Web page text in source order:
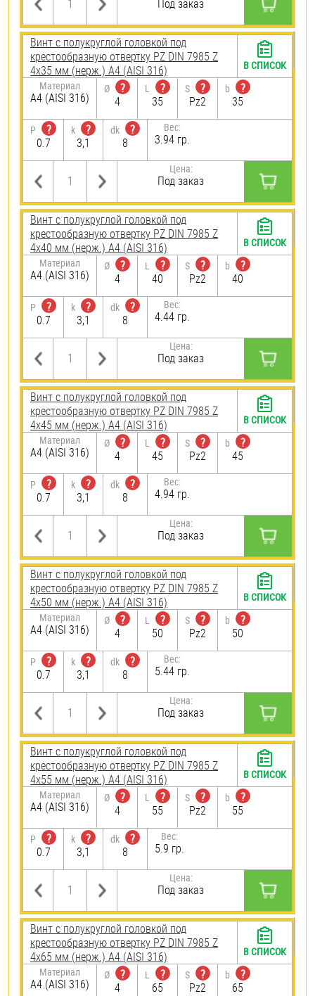
Под заказ
Винт с полукруглой головкой под
крестообразную отвертку PZ DIN 7985 Z
4х35 мм (нерж.) A4 (AISI 316)
Материал
A4 (AISI 316)
Ø
?
4
L
?
35
S
?
Pz2
b
?
35
P
?
0.7
k
?
3,1
dk
?
8
Вес:
3.94 гр.
Цена:
Под заказ
В СПИСОК
Винт с полукруглой головкой под
крестообразную отвертку PZ DIN 7985 Z
4х40 мм (нерж.) A4 (AISI 316)
Материал
A4 (AISI 316)
Ø
?
4
L
?
40
S
?
Pz2
b
?
40
P
?
0.7
k
?
3,1
dk
?
8
Вес:
4.44 гр.
Цена:
Под заказ
В СПИСОК
Винт с полукруглой головкой под
крестообразную отвертку PZ DIN 7985 Z
4х45 мм (нерж.) A4 (AISI 316)
Материал
A4 (AISI 316)
Ø
?
4
L
?
45
S
?
Pz2
b
?
45
P
?
0.7
k
?
3,1
dk
?
8
Вес:
4.94 гр.
Цена:
Под заказ
В СПИСОК
Винт с полукруглой головкой под
крестообразную отвертку PZ DIN 7985 Z
4х50 мм (нерж.) A4 (AISI 316)
Материал
A4 (AISI 316)
Ø
?
4
L
?
50
S
?
Pz2
b
?
50
P
?
0.7
k
?
3,1
dk
?
8
Вес:
5.44 гр.
Цена:
Под заказ
В СПИСОК
Винт с полукруглой головкой под
крестообразную отвертку PZ DIN 7985 Z
4х55 мм (нерж.) A4 (AISI 316)
Материал
A4 (AISI 316)
Ø
?
4
L
?
55
S
?
Pz2
b
?
55
P
?
0.7
k
?
3,1
dk
?
8
Вес:
5.9 гр.
Цена:
Под заказ
В СПИСОК
Винт с полукруглой головкой под
крестообразную отвертку PZ DIN 7985 Z
4х65 мм (нерж.) A4 (AISI 316)
Материал
A4 (AISI 316)
Ø
?
4
L
?
65
S
?
Pz2
b
?
65
В СПИСОК